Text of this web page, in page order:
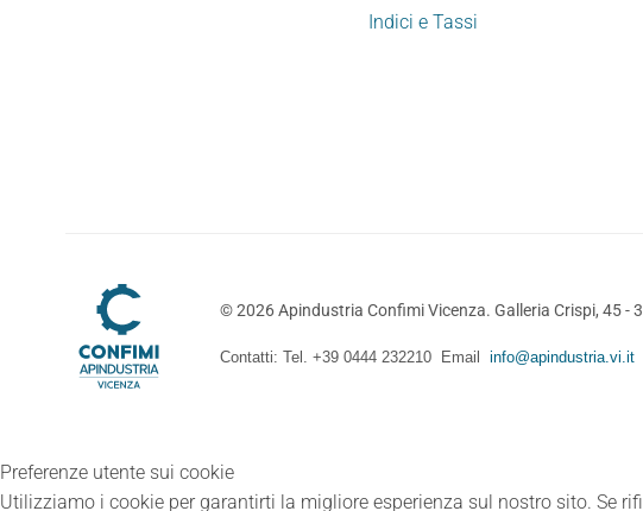
Indici e Tassi
©2026Apindustria Confimi Vicenza. Galleria Crispi, 45 -
Contatti: Tel. +39 0444 232210 Email info@apindustria.vi.it
Preferenze utente sui cookie
Utilizziamo i cookie per garantirti la migliore esperienza sul nostro sito. Se